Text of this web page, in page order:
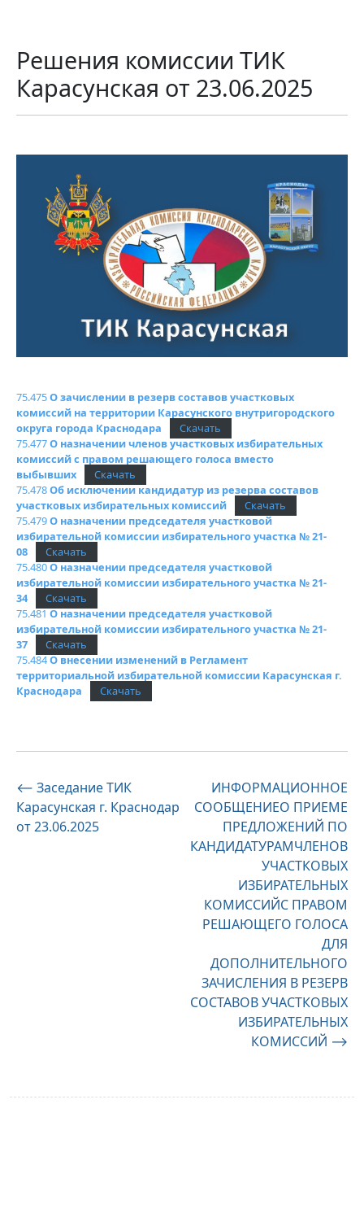
Решения комиссии ТИК
Карасунская от 23.06.2025
75.475О зачислении в резерв составов участковых
комиссий на территории Карасунского внутригородского
округа города Краснодара
Скачать
75.477О назначении членов участковых избирательных
комиссийс правом решающего голоса вместо
выбывших
Скачать
75.478Об исключении кандидатур из резерва составов
участковых избирательных комиссий
Скачать
75.479О назначении председателя участковой
избирательной комиссии избирательного участка № 21-
08
Скачать
75.480О назначении председателя участковой
избирательной комиссии избирательного участка № 21-
34
Скачать
75.481 О назначении председателя участковой
избирательной комиссии избирательного участка № 21-
37
Скачать
75.484О внесении изменений в Регламент
территориальной избирательной комиссии Карасунская г.
Краснодара
Скачать
Навигация
по
записям
⟵ Заседание ТИК
Карасунская г. Краснодар
от 23.06.2025
ИНФОРМАЦИОННОЕ
СООБЩЕНИЕО ПРИЕМЕ
ПРЕДЛОЖЕНИЙ ПО
КАНДИДАТУРАМЧЛЕНОВ
УЧАСТКОВЫХ
ИЗБИРАТЕЛЬНЫХ
КОМИССИЙС ПРАВОМ
РЕШАЮЩЕГО ГОЛОСА
ДЛЯ
ДОПОЛНИТЕЛЬНОГО
ЗАЧИСЛЕНИЯ В РЕЗЕРВ
СОСТАВОВ УЧАСТКОВЫХ
ИЗБИРАТЕЛЬНЫХ
КОМИССИЙ ⟶